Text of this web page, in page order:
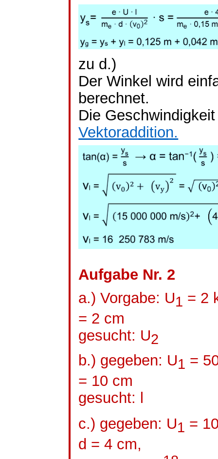
zu d.)
Der Winkel wird
berechnet.
Die
Vektoraddition.
Aufgabe Nr. 2
a.) Vorgabe: U1 = 2
= 2 cm
gesucht: U2
b.) gegeben: U1 =
= 10 cm
gesucht: l
c.) gegeben: U1 =
d = 4 cm,